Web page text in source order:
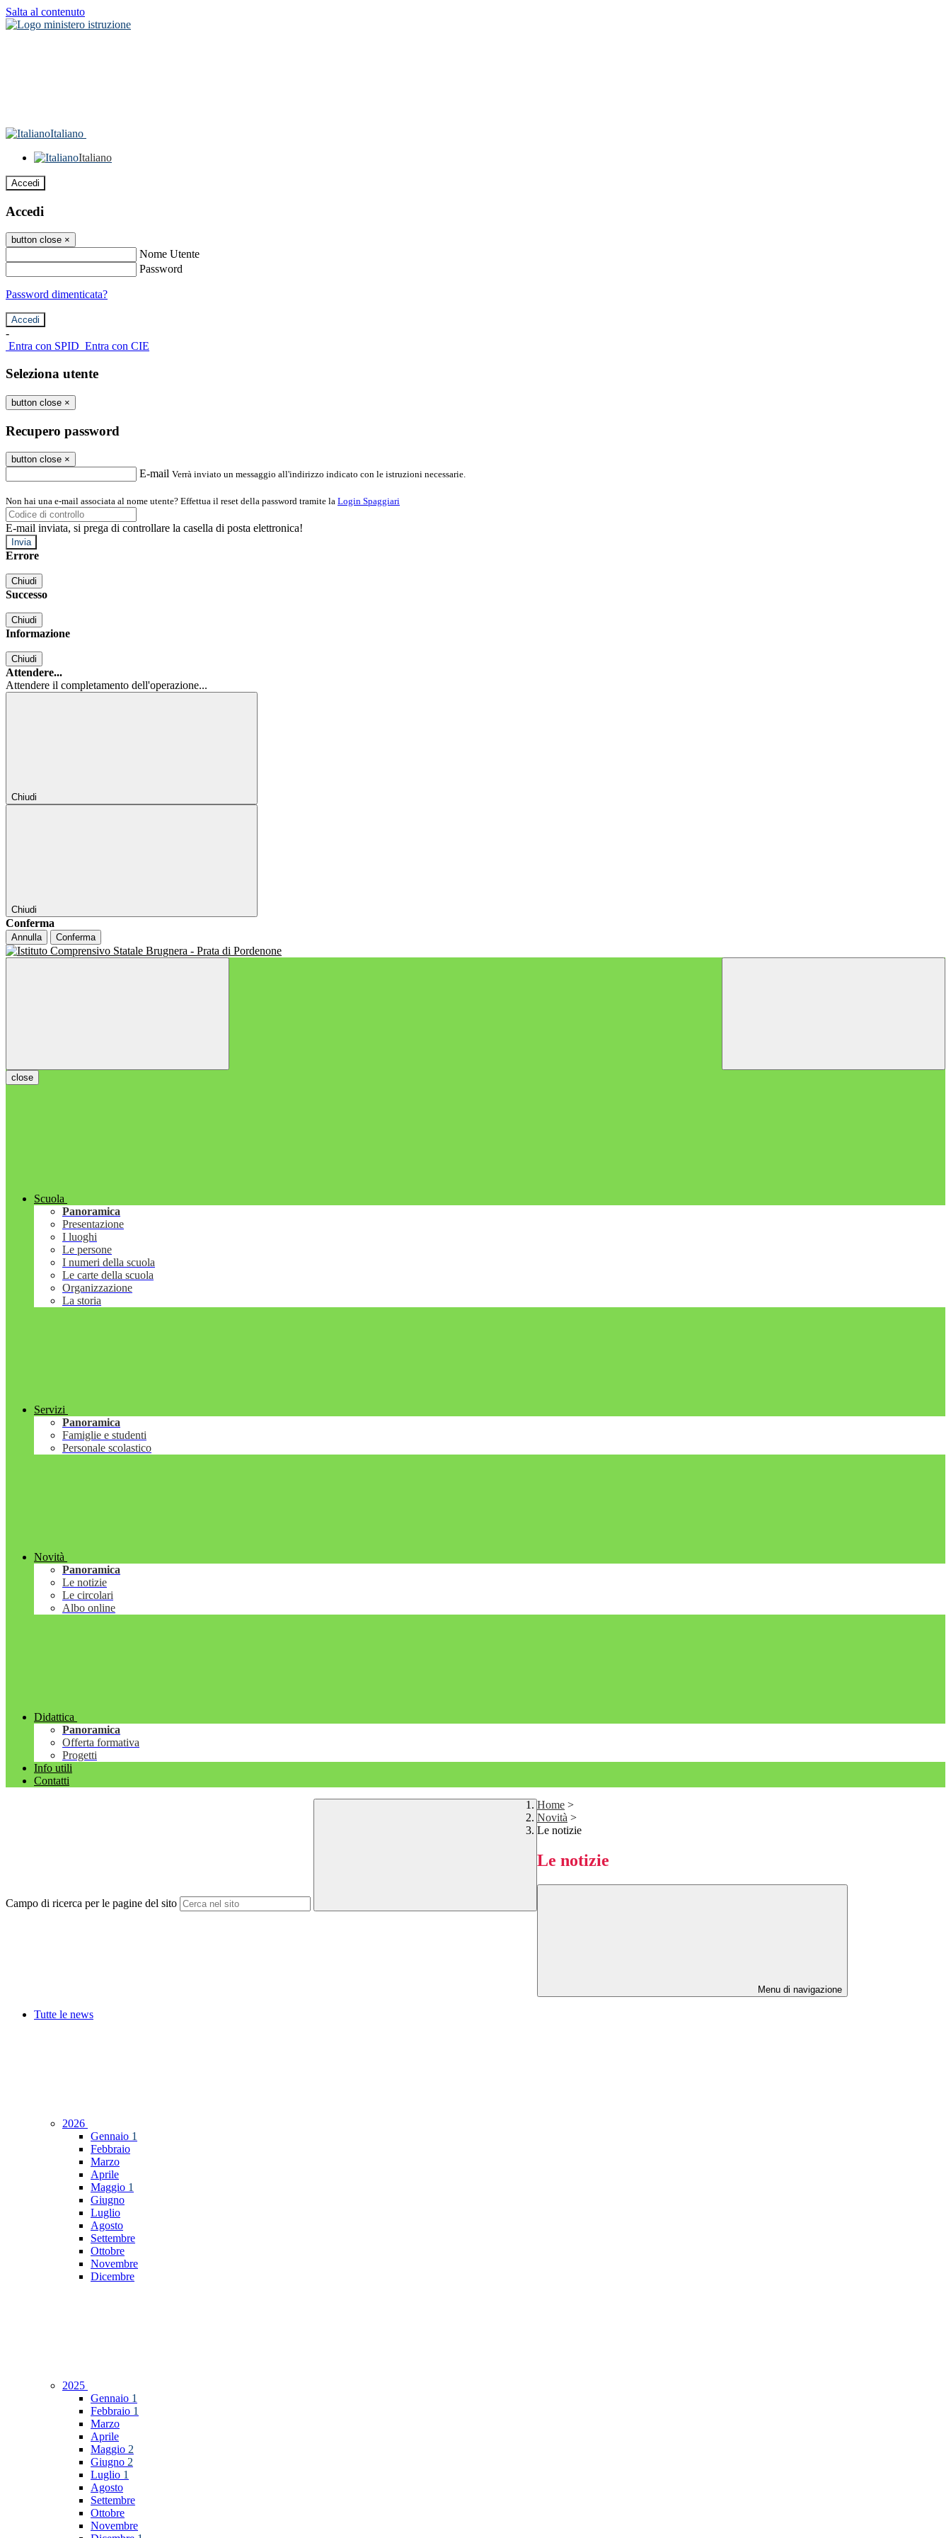
Salta al contenuto
Italiano
Italiano
Accedi
Accedi
button close ×
Nome Utente
Password
Password dimenticata?
-
Entra con SPID Entra con CIE
Seleziona utente
button close ×
Recupero password
button close ×
E-mail Verrà inviato un messaggio all'indirizzo indicato con le istruzioni necessarie.
Non hai una e-mail associata al nome utente? Effettua il reset della password tramite la Login Spaggiari
E-mail inviata, si prega di controllare la casella di posta elettronica!
Errore
Chiudi
Successo
Chiudi
Informazione
Chiudi
Attendere...
Attendere il completamento dell'operazione...
Chiudi
Chiudi
Conferma
Annulla Conferma
close
Scuola
Panoramica
Presentazione
I luoghi
Le persone
I numeri della scuola
Le carte della scuola
Organizzazione
La storia
Servizi
Panoramica
Famiglie e studenti
Personale scolastico
Novità
Panoramica
Le notizie
Le circolari
Albo online
Didattica
Panoramica
Offerta formativa
Progetti
Info utili
Contatti
Campo di ricerca per le pagine del sito
Home >
Novità >
Le notizie
Le notizie
Menu di navigazione
Tutte le news
2026
Gennaio 1
Febbraio
Marzo
Aprile
Maggio 1
Giugno
Luglio
Agosto
Settembre
Ottobre
Novembre
Dicembre
2025
Gennaio 1
Febbraio 1
Marzo
Aprile
Maggio 2
Giugno 2
Luglio 1
Agosto
Settembre
Ottobre
Novembre